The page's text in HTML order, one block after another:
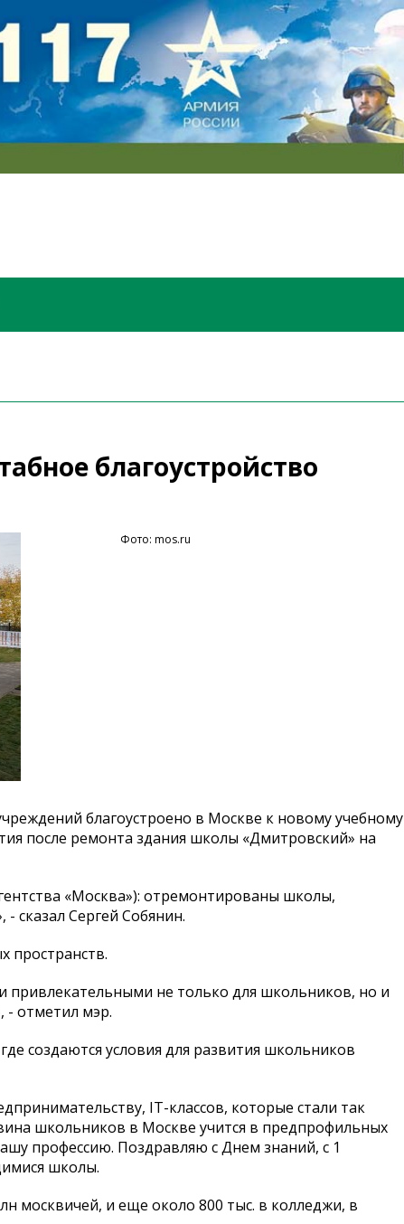
благоустройство
Фото: mos.ru
благоустроено в Москве к новому учебному
после ремонта здания школы «Дмитровский» на
«Москва»): отремонтированы школы,
сказал Сергей Собянин.
пространств.
привлекательными не только для школьников, но и
- отметил мэр.
создаются условия для развития школьников
IT-классов, которые стали так
школьников в Москве учится в предпрофильных
профессию. Поздравляю с Днем знаний, с 1
школы.
москвичей, и еще около 800 тыс. в колледжи, в